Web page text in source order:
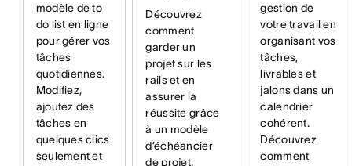
modèle de to
do list en ligne
pour gérer vos
tâches
quotidiennes.
Modifiez,
ajoutez des
tâches en
quelques clics
seulement et
Découvrez
comment
garder un
projet sur les
rails et en
assurer la
réussite grâce
à un modèle
d’échéancier
de projet.
gestion de
votre travail en
organisant vos
tâches,
livrables et
jalons dans un
calendrier
cohérent.
Découvrez
comment